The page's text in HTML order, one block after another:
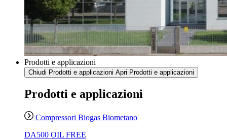
Prodotti e applicazioni
Chiudi Prodotti e applicazioni Apri Prodotti e applicazioni
Prodotti e applicazioni
Compressori Biogas Biometano
DA500 OIL FREE